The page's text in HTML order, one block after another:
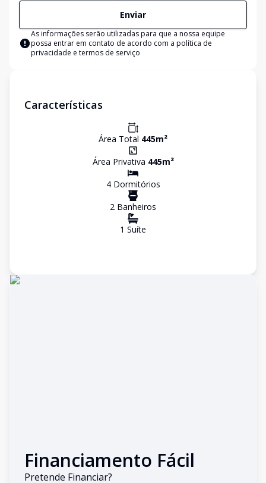
Enviar
As informações serão utilizadas para que a nossa equipe
possa entrar em contato de acordo com a política de
privacidade e termos de serviço
Características
Área Total 445m²
Área Privativa 445m²
4Dormitórios
2 Banheiros
1 Suíte
Financiamento Fácil
Pretende Financiar?